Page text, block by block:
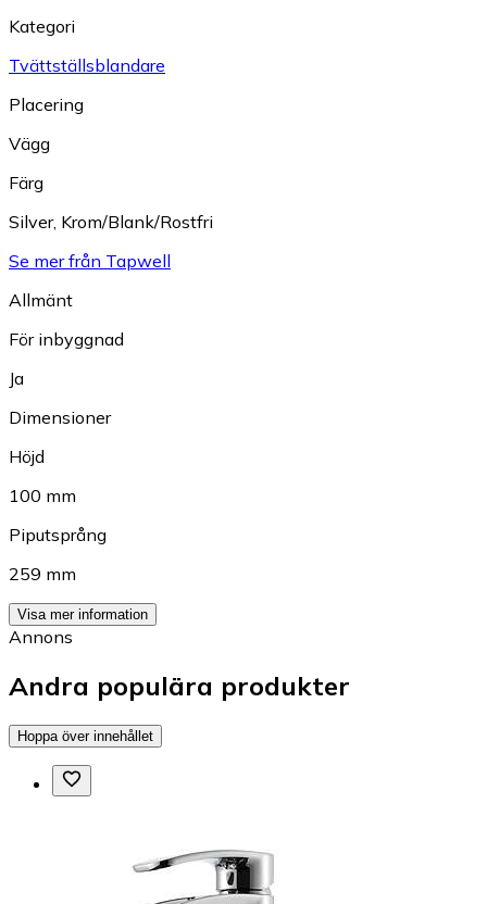
Kategori
Tvättställsblandare
Placering
Vägg
Färg
Silver, Krom/Blank/Rostfri
Se mer från Tapwell
Allmänt
För inbyggnad
Ja
Dimensioner
Höjd
100 mm
Piputsprång
259 mm
Visa mer information
Annons
Andra populära produkter
Hoppa över innehållet